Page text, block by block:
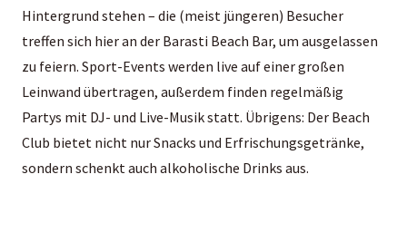
Hintergrund stehen – die (meist jüngeren) Besucher
treffen sich hier an der Barasti Beach Bar, um ausgelassen
zu feiern. Sport-Events werden live auf einer großen
Leinwand übertragen, außerdem finden regelmäßig
Partys mit DJ- und Live-Musik statt. Übrigens: Der Beach
Club bietet nicht nur Snacks und Erfrischungsgetränke,
sondern schenkt auch alkoholische Drinks aus.